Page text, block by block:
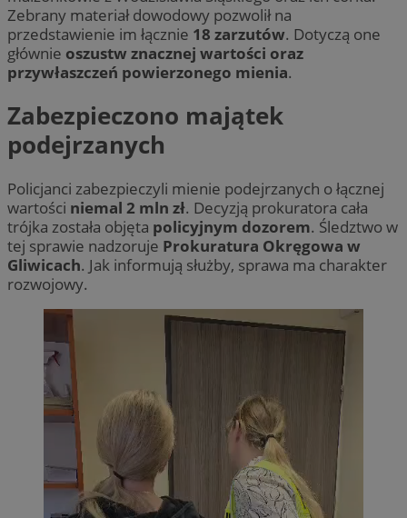
Zebrany materiał dowodowy pozwolił na
przedstawienie im łącznie 18 zarzutów. Dotyczą one
głównie oszustw znacznej wartości oraz
przywłaszczeń powierzonego mienia.
Zabezpieczono majątek
podejrzanych
Policjanci zabezpieczyli mienie podejrzanych o łącznej
wartości niemal 2 mln zł. Decyzją prokuratora cała
trójka została objęta policyjnym dozorem. Śledztwo w
tej sprawie nadzoruje Prokuratura Okręgowa w
Gliwicach. Jak informują służby, sprawa ma charakter
rozwojowy.